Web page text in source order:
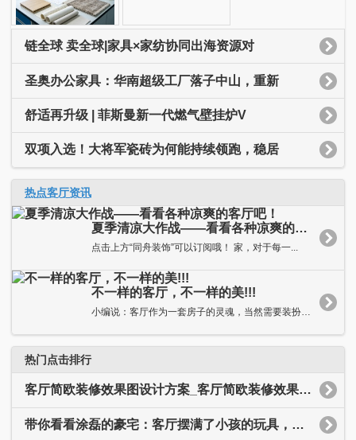
链全球 卖全球|家具×家纺协同出海资源对
圣奥办公家具：华南超级工厂落子中山，重新
舒适再升级 | 菲斯曼新一代燃气壁挂炉V
双项入选！大将军瓷砖为何能持续领跑，稳居
热点客厅资讯
夏季清凉大作战——看看各种凉爽的客厅吧！
点击上方“同舟装饰”可以订阅哦！ 家，对于每一...
不一样的客厅，不一样的美!!!
小编说：客厅作为一套房子的灵魂，当然需要装扮得独具特色，抑或...
热门点击排行
客厅简欧装修效果图设计方案_客厅简欧装修效果图大全
带你看看涂磊的豪宅：客厅摆满了小孩的玩具，装修简约又温馨